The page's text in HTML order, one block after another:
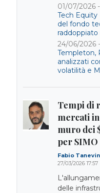
01/07/2026 -
Tech Equity
del fondo
raddoppiato
24/06/2026 -
Templeton,
analizzati
volatilità e
Tempi di
mercati
muro dei
per SIMO
Fabio
27/03/2026 17:57
delle